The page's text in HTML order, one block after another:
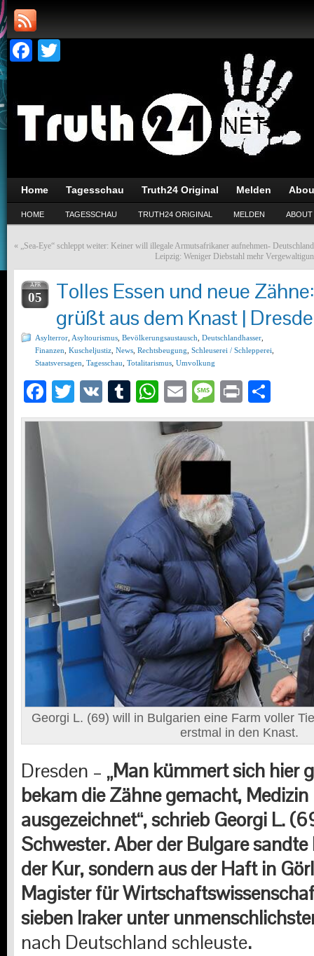
Facebook
Home Tagesschau Truth24 Original Melden
HOME TAGESSCHAU TRUTH24 ORIGINAL MELDEN ABOUT
« „Sea-Eye“ schleppt weiter: Keiner will illegale Armutsafrikaner aufnehmen-
Leipzig: Weniger Diebstahl mehr
APR
05
Tolles Essen und neue
grüßt aus dem Knast |
Asylterror Asyltourismus Bevölkerungsaustausch Deutschlandhasser
Finanzen Kuscheljustiz News Rechtsbeugung Schleuserei / Schlepperei
Staatsversagen Tagesschau Totalitarismus Umvolkung
Facebook
Twitter
VK Tumblr
WhatsApp
EmailMessage
Print
Georgi L. (69) will in Bulgarien eine Farm voller
erstmal in den Knast.
Dresden – „Man kümmert sich hier
bekam die Zähne gemacht, Medizin
ausgezeichnet“, schrieb Georgi L.
Schwester. Aber der Bulgare
der Kur, sondern aus der Haft in
Magister für
sieben Iraker unter
nach Deutschland schleuste.